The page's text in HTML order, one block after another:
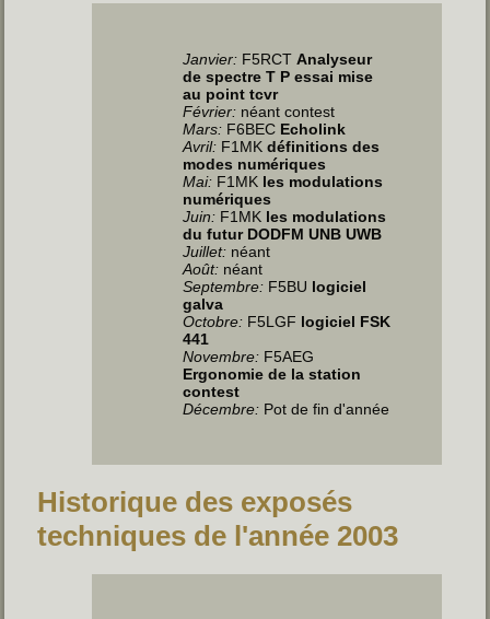
Janvier: F5RCTAnalyseur
de spectre T P essai mise
au point tcvr
Février: néant contest
Mars: F6BEC Echolink
Avril: F1MKdéfinitions des
modes numériques
Mai: F1MK les modulations
numériques
Juin: F1MK les modulations
du futur DODFM UNB UWB
Juillet: néant
Août: néant
Septembre: F5BU logiciel
galva
Octobre: F5LGF logiciel FSK
441
Novembre: F5AEG
Ergonomie de la station
contest
Décembre: Pot de fin d'année
Historique des exposés
techniques de l'année 2003